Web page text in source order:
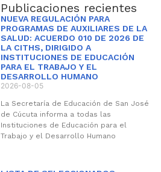
Publicaciones recientes
NUEVA REGULACIÓN PARA
PROGRAMAS DE AUXILIARES DE LA
SALUD: ACUERDO 010 DE 2026 DE
LA CITHS, DIRIGIDO A
INSTITUCIONES DE EDUCACIÓN
PARA EL TRABAJO Y EL
DESARROLLO HUMANO
2026-08-05
La Secretaría de Educación de San José
de Cúcuta informa a todas las
Instituciones de Educación para el
Trabajo y el Desarrollo Humano